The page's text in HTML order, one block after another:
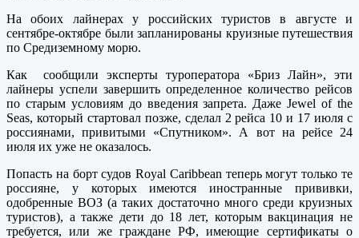
На обоих лайнерах у российских туристов в августе и
сентябре-октябре были запланированы круизные путешествия
по Средиземному морю.
Как сообщили эксперты туроператора «Бриз Лайн», эти
лайнеры успели завершить определенное количество рейсов
по старым условиям до введения запрета. Даже Jewel of the
Seas, который стартовал позже, сделал 2 рейса 10 и 17 июля с
россиянами, привитыми «Спутником». А вот на рейсе 24
июля их уже не оказалось.
Попасть на борт судов Royal Caribbean теперь могут только те
россияне, у которых имеются иностранные прививки,
одобренные ВОЗ (а таких достаточно много среди круизных
туристов), а также дети до 18 лет, которым вакцинация не
требуется, или же граждане РФ, имеющие сертификаты о